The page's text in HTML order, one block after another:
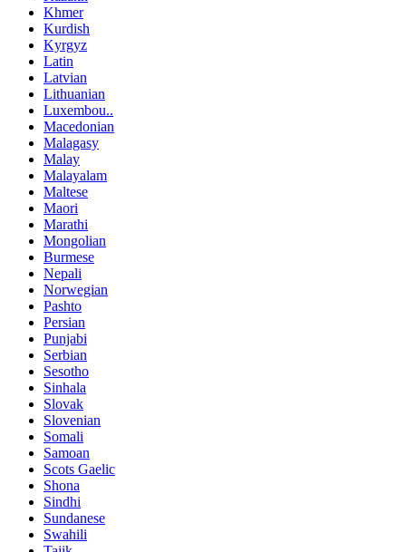
Khmer
Kurdish
Kyrgyz
Latin
Latvian
Lithuanian
Luxembou..
Macedonian
Malagasy
Malay
Malayalam
Maltese
Maori
Marathi
Mongolian
Burmese
Nepali
Norwegian
Pashto
Persian
Punjabi
Serbian
Sesotho
Sinhala
Slovak
Slovenian
Somali
Samoan
Scots Gaelic
Shona
Sindhi
Sundanese
Swahili